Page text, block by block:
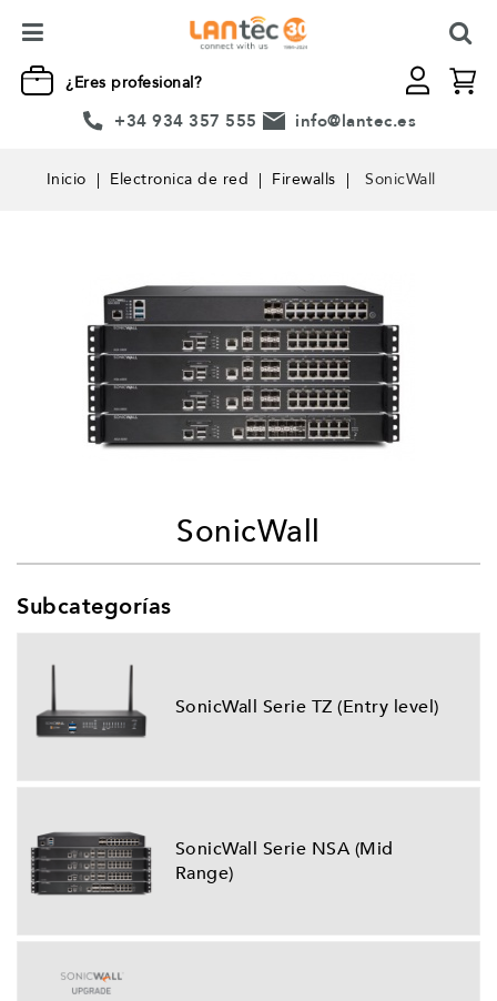
¿Eres profesional?
+34 934 357 555 info@lantec.es
Inicio Electronica de red Firewalls SonicWall
SonicWall
Subcategorías
SonicWall Serie TZ (Entry level)
SonicWall Serie NSA (Mid
Range)